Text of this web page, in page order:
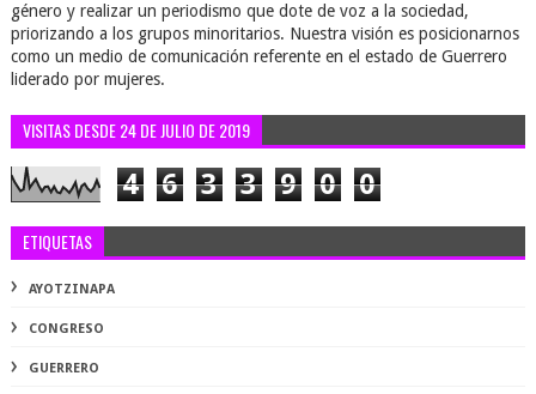
género y realizar un periodismo que dote de voz a la sociedad,
priorizando a los grupos minoritarios. Nuestra visión es posicionarnos
como un medio de comunicación referente en el estado de Guerrero
liderado por mujeres.
VISITAS DESDE 24 DE JULIO DE 2019
4 6 3 3 9 0 0
ETIQUETAS
AYOTZINAPA
CONGRESO
GUERRERO